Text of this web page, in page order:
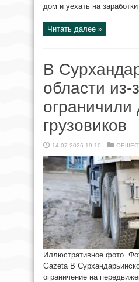
дом и уехать на
Читать далее »
В
области
грузовиков
14.07.2026 19:10
Иллюстративное фото.
Gazeta В
ограничение на